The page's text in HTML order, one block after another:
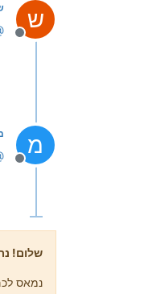
ש
מ
שלום!
נמאס